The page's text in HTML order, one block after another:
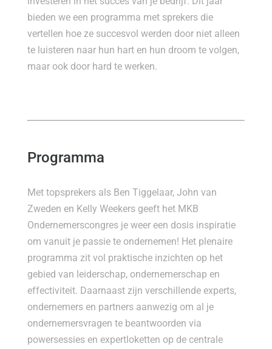
bieden we een programma met sprekers die
vertellen hoe ze succesvol werden door niet alleen
te luisteren naar hun hart en hun droom te volgen,
maar ook door hard te werken.
Programma
Met topsprekers als Ben Tiggelaar, John van
Zweden en Kelly Weekers geeft het MKB
Ondernemerscongres je weer een dosis inspiratie
om vanuit je passie te ondernemen! Het plenaire
programma zit vol praktische inzichten op het
gebied van leiderschap, ondernemerschap en
effectiviteit. Daarnaast zijn verschillende experts,
ondernemers en partners aanwezig om al je
ondernemersvragen te beantwoorden via
powersessies en expertloketten op de centrale